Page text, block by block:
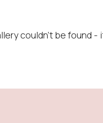
couldn't be found -